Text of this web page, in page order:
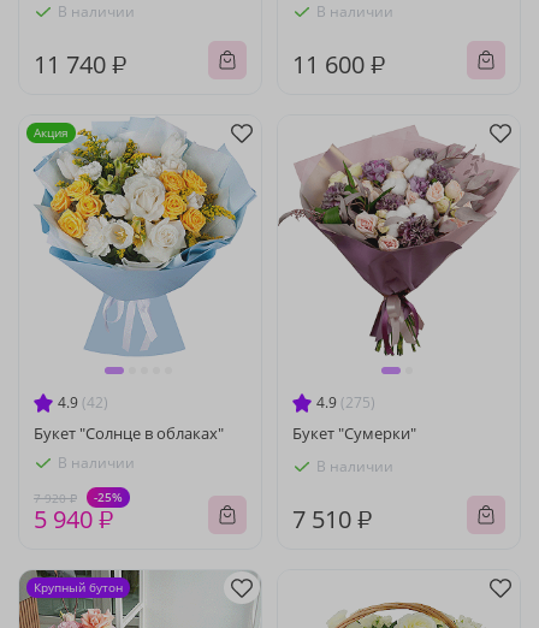
В наличии
11 740 ₽
В наличии
11 600 ₽
4.9 (42)
Букет "Солнце в облаках"
В наличии
7 920 ₽ -25%
5 940 ₽
Акция
4.9 (275)
Букет "Сумерки"
В наличии
7 510 ₽
Крупный бутон